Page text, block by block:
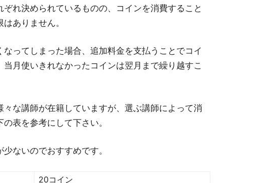
れ決められているものの、コインを消費すること
ありません。
ってしまった場合、追加料金を支払うことでコイ
月使いきれなかったコインは翌月まで繰り越すこ
な講師が在籍していますが、選ぶ講師によって消
表を参考にして下さい。
ないのでおすすめです。
20コイン